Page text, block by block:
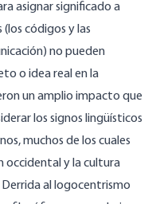
asignar significado a
(los códigos y las
no pueden
o idea real en la
un amplio impacto que
los signos lingüísticos
muchos de los cuales
occidental y la cultura
al logocentrismo